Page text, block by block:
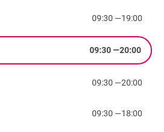
09:30 —19:00
09:30—20:00
09:30 —20:00
09:30 —18:00